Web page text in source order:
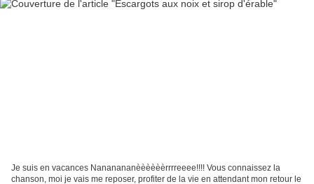
Je suis en vacances Nananananèèèèèèrrrreeee!!!! Vous connaissez la
chanson, moi je vais me reposer, profiter de la vie en attendant mon retour le